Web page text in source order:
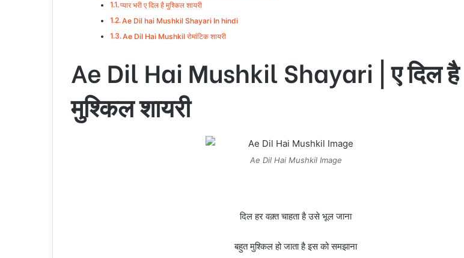
प्यार भरी ए दिल है मुश्किल शायरी
Ae Dil hai Mushkil Shayari In hindi
Ae Dil Hai Mushkil रोमांटिक शायरी
Ae Dil Hai Mushkil Shayari | ए दिल है
मुश्किल शायरी
Ae Dil Hai Mushkil Image
दिल हर वक़्त चाहता है उसे भूल जाना
बहुत मुश्किल हो जाता है इस को समझाना